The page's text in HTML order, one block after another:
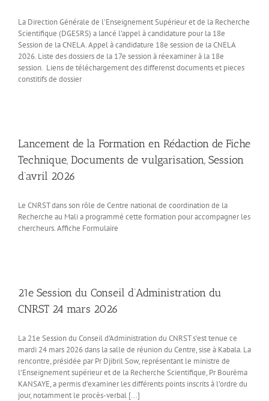
La Direction Générale de l'Enseignement Supérieur et de la Recherche
Scientifique (DGESRS) a lancé l'appel à candidature pour la 18e
Session de la CNELA. Appel à candidature 18e session de la CNELA
2026. Liste des dossiers de la 17e session à réexaminer à la 18e
session. Liens de téléchargement des differenst documents et pieces
constitifs de dossier
Lancement de la Formation en Rédaction de Fiche
Technique, Documents de vulgarisation, Session
d’avril 2026
Le CNRST dans son rôle de Centre national de coordination de la
Recherche au Mali a programmé cette formation pour accompagner les
chercheurs. Affiche Formulaire
21e Session du Conseil d’Administration du
CNRST 24 mars 2026
La 21e Session du Conseil d’Administration du CNRST s’est tenue ce
mardi 24 mars 2026 dans la salle de réunion du Centre, sise à Kabala. La
rencontre, présidée par Pr Djibril Sow, représentant le ministre de
l’Enseignement supérieur et de la Recherche Scientifique, Pr Bourèma
KANSAYE, a permis d’examiner les différents points inscrits à l’ordre du
jour, notamment le procès-verbal [...]